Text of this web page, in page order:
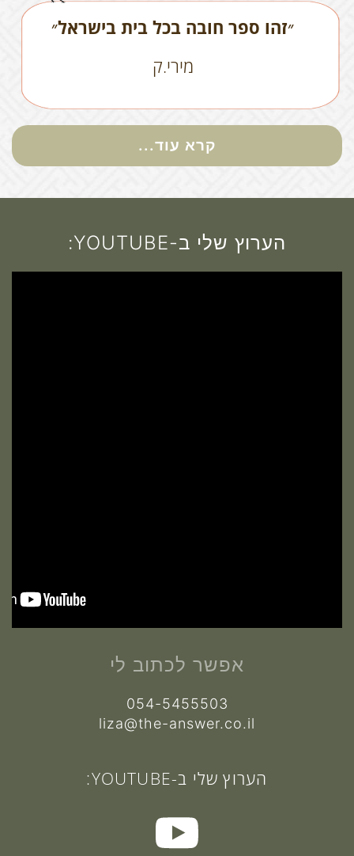
״זהו ספר חובה בכל בית בישראל״
מירי.ק
קרא עוד...
הערוץ שלי ב-YOUTUBE:
אפשר לכתוב לי
054-5455503
liza@the-answer.co.il
הערוץ שלי ב-YOUTUBE: